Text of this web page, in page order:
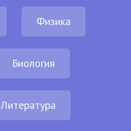
Физика
Биология
Литература